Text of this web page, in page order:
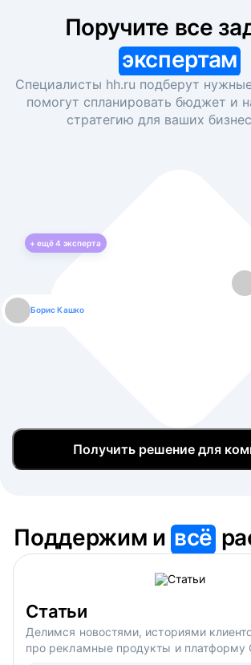
экспертам
Специалисты hh.ru подберут
помогут спланировать бюджет и
стратегию для ваших
+ ещё4 эксперта
Борис Кашко
Юлия Изоитко
Александр Кулагин
Даниил Макаров
Екатерина Лазаренко
Получить решение для
Поддержим ивсё
Статьи
Делимся новостями, историями
про рекламные продукты и платформу